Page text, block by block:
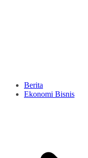
Berita
Ekonomi Bisnis